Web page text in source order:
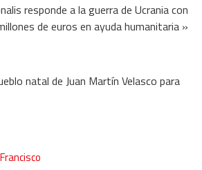
responde a la guerra de Ucrania con
de euros en ayuda humanitaria »
natal de Juan Martín Velasco para